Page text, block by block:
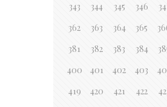
343
344 345 346
362
363 364 365
381
382 383 384
400
401 402 403
419
420 421 422